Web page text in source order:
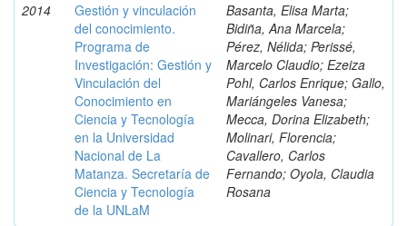
2014
Gestión y vinculación
del conocimiento.
Programa de
Investigación: Gestión y
Vinculación del
Conocimiento en
Ciencia y Tecnología
en la Universidad
Nacional de La
Matanza. Secretaría de
Ciencia y Tecnología
de la UNLaM
Basanta, Elisa Marta;
Bidiña, Ana Marcela;
Pérez, Nélida; Perissé,
Marcelo Claudio; Ezeiza
Pohl, Carlos Enrique; Gallo,
Mariángeles Vanesa;
Mecca, Dorina Elizabeth;
Molinari, Florencia;
Cavallero, Carlos
Fernando; Oyola, Claudia
Rosana